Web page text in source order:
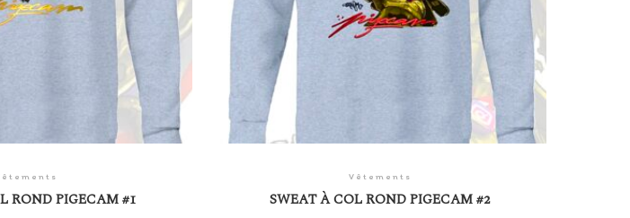
ROND PIGECAM #1
Vêtements
SWEAT À COL ROND PIGECAM #2